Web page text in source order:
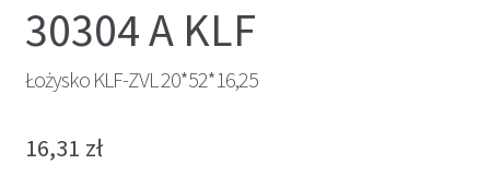
30304 A KLF
Łożysko KLF-ZVL 20*52*16,25
16,31 zł